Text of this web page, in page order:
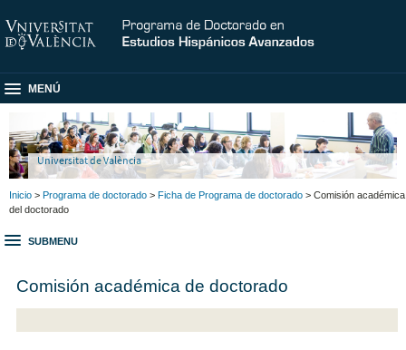
MENÚ
Universitat de València
Inicio > Programa de doctorado > Ficha de Programa de doctorado > Comisión académica
del doctorado
SUBMENU
Comisión académica de doctorado